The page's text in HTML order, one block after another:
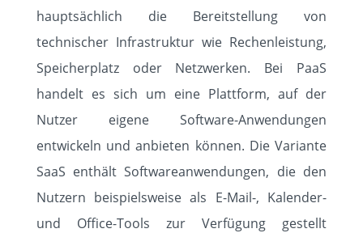
EVENTS
KARRIERE
KNOWLEDGE
hauptsächlich die Bereitstellung von
technischer Infrastruktur wie Rechenleistung,
Speicherplatz oder Netzwerken. Bei PaaS
handelt es sich um eine Plattform, auf der
Nutzer eigene Software-Anwendungen
entwickeln und anbieten können. Die Variante
SaaS enthält Softwareanwendungen, die den
Nutzern beispielsweise als E-Mail-, Kalender-
und Office-Tools zur Verfügung gestellt